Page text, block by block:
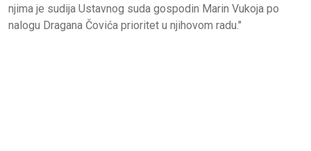
njima je sudija Ustavnog suda gospodin Marin Vukoja po
nalogu Dragana Čovića prioritet u njihovom radu."